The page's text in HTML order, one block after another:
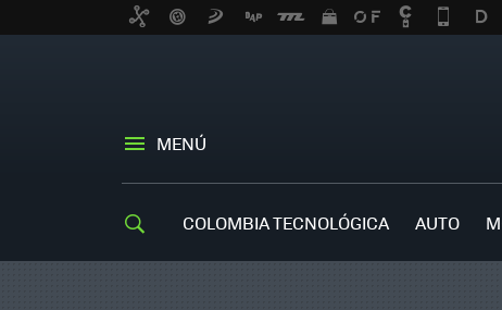
MENÚ
COLOMBIA TECNOLÓGICA AUTO